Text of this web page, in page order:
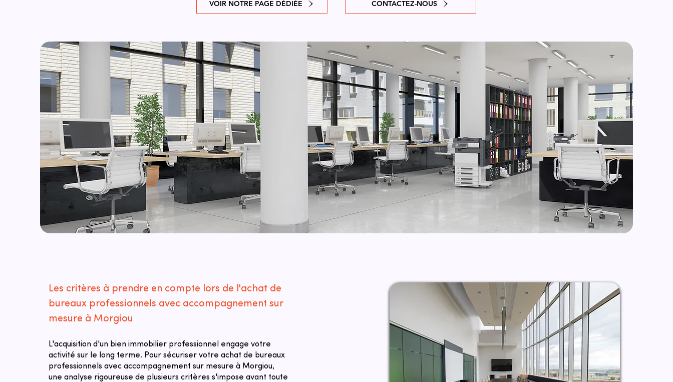
VOIR NOTRE PAGE DÉDIÉE CONTACTEZ-NOUS
Les critères à prendre en compte lors de l'achat de
bureaux professionnels avec accompagnement sur
mesure à Morgiou
L'acquisition d'un bien immobilier professionnel engage votre
activité sur le long terme. Pour sécuriser votre achat de bureaux
professionnels avec accompagnement sur mesure à Morgiou,
une analyse rigoureuse de plusieurs critères s'impose avant toute